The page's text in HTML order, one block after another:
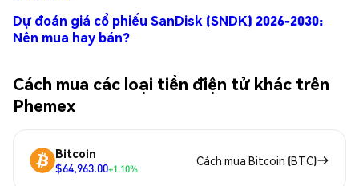
Dự đoán giá cổ phiếu SanDisk (SNDK) 2026-2030:
Nên mua hay bán?
Cách mua các loại tiền điện tử khác trên
Phemex
Bitcoin
$64,963.00+1.10%
Cách mua Bitcoin (BTC)